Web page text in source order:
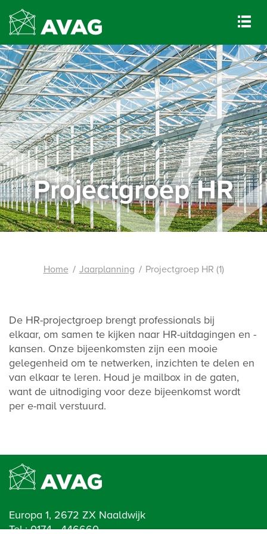
Projectgroep HR
Home Jaarplanning Projectgroep HR (1)
De HR-projectgroep brengt professionals bij
elkaar, om samen te kijken naar HR-uitdagingen en -
kansen. Onze bijeenkomsten zijn een mooie
gelegenheid om te netwerken, inzichten te delen en
van elkaar te leren. Houd je mailbox in de gaten,
want de uitnodiging voor deze bijeenkomst wordt
per e-mail verstuurd.
Europa 1, 2672 ZX Naaldwijk
Tel.:0174 - 446660